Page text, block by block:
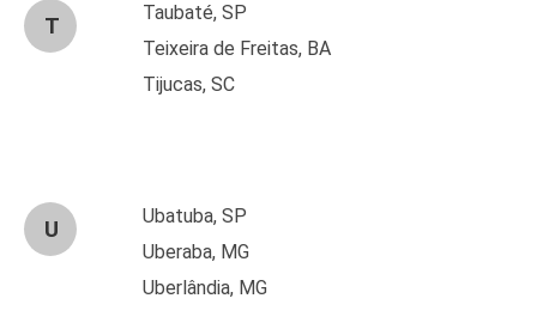
T
Taubaté, SP
Teixeira de Freitas, BA
Tijucas, SC
U
Ubatuba, SP
Uberaba, MG
Uberlândia, MG